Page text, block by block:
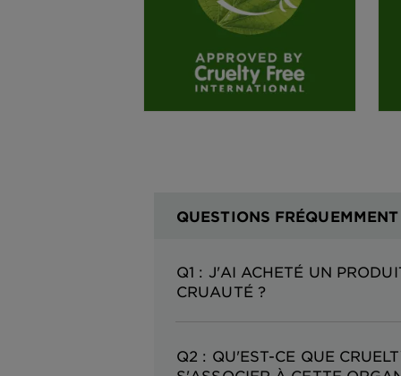
QUESTIONS FRÉQUEMMENT
Q1 : J'AI ACHETÉ UN
CRUAUTÉ ?
Q2 : QU'EST-CE QUE